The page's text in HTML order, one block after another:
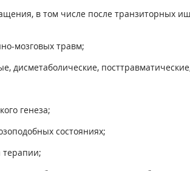
в том числе после транзиторных
мозговых травм;
дисметаболические,
генеза;
состояниях;
терапии;